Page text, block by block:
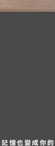
憶也變成你的